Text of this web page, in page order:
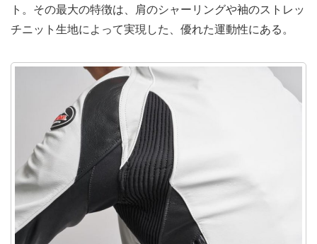
ト。その最大の特徴は、肩のシャーリングや袖のストレッ
チニット生地によって実現した、優れた運動性にある。